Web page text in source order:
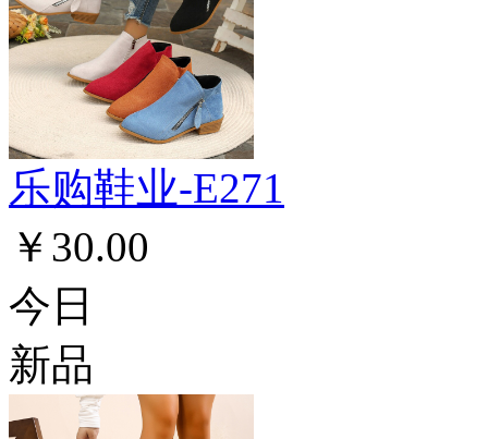
乐购鞋业-E271
￥30.00
今日
新品